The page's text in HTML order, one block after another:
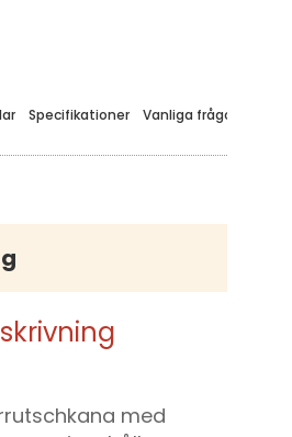
Specifikationer Vanliga frågor
med